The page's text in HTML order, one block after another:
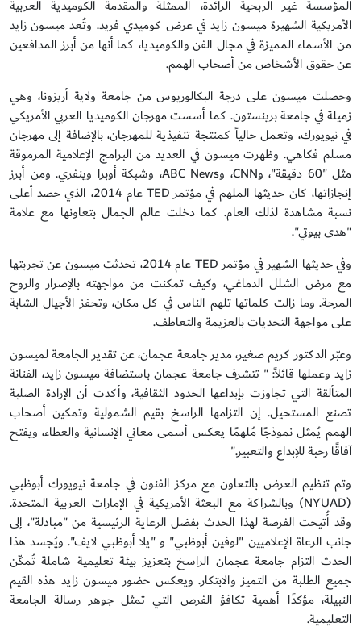
المؤسسة غير الربحية الرائدة، الممثلة والمقدمة الكوميدية العربية
الأمريكية الشهيرة ميسون زايد في عرض كوميدي فريد. وتُعد ميسون زايد
من الأسماء المميزة في مجال الفن والكوميديا، كما أنها من أبرز المدافعين
عن حقوق الأشخاص من أصحاب الهمم.
وحصلت ميسون على درجة البكالوريوس من جامعة ولاية أريزونا، وهي
زميلة في جامعة برينستون. كما أسست مهرجان الكوميديا العربي الأمريكي
في نيويورك، وتعمل حالياً كمنتجة تنفيذية للمهرجان، بالإضافة إلى مهرجان
مسلم فكاهي. وظهرت ميسون في العديد من البرامج الإعلامية المرموقة
مثل "60 دقيقة"، وCNN، وABC News، وشبكة أوبرا وينفري. ومن أبرز
إنجازاتها، كان حديثها الملهم في مؤتمر TED عام 2014، الذي حصد أعلى
نسبة مشاهدة لذلك العام. كما دخلت عالم الجمال بتعاونها مع علامة
"هدى بيوتي".
وفي حديثها الشهير في مؤتمر TED عام 2014، تحدثت ميسون عن تجربتها
مع مرض الشلل الدماغي، وكيف تمكنت من مواجهته بالإصرار والروح
المرحة. وما زالت كلماتها تلهم الناس في كل مكان، وتحفز الأجيال الشابة
على مواجهة التحديات بالعزيمة والتعاطف.
وعبّر الدكتور كريم صغير، مدير جامعة عجمان، عن تقدير الجامعة لميسون
زايد وعملها قائلاً: " تتشرف جامعة عجمان باستضافة ميسون زايد، الفنانة
المتألقة التي تجاوزت بإبداعها الحدود الثقافية، وأكدت أن الإرادة الصلبة
تصنع المستحيل. إن التزامها الراسخ بقيم الشمولية وتمكين أصحاب
الهمم يُمثل نموذجًا مُلهمًا يعكس أسمى معاني الإنسانية والعطاء، ويفتح
آفاقًا رحبة للإبداع والتعبير."
وتم تنظيم العرض بالتعاون مع مركز الفنون في جامعة نيويورك أبوظبي
(NYUAD) وبالشراكة مع البعثة الأمريكية في الإمارات العربية المتحدة.
وقد أُتيحت الفرصة لهذا الحدث بفضل الرعاية الرئيسية من "مبادلة"، إلى
جانب الرعاة الإعلاميين "لوفين أبوظبي" و "يلا أبوظبي لايف". ويُجسد هذا
الحدث التزام جامعة عجمان الراسخ بتعزيز بيئة تعليمية شاملة تُمكّن
جميع الطلبة من التميز والابتكار. ويعكس حضور ميسون زايد هذه القيم
النبيلة، مؤكدًا أهمية تكافؤ الفرص التي تمثل جوهر رسالة الجامعة
التعليمية.